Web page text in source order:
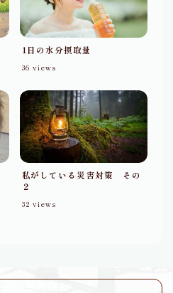
1日の水分摂取量
36 views
私がしている災害対策 その
２
32 views